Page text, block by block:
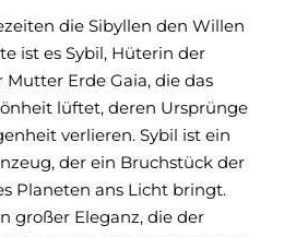
die Sibyllen den Willen
ist es Sybil, Hüterin der
Mutter Erde Gaia, die das
lüftet, deren Ursprünge
verlieren. Sybil ist ein
der ein Bruchstück der
Planeten ans Licht bringt.
großer Eleganz, die der